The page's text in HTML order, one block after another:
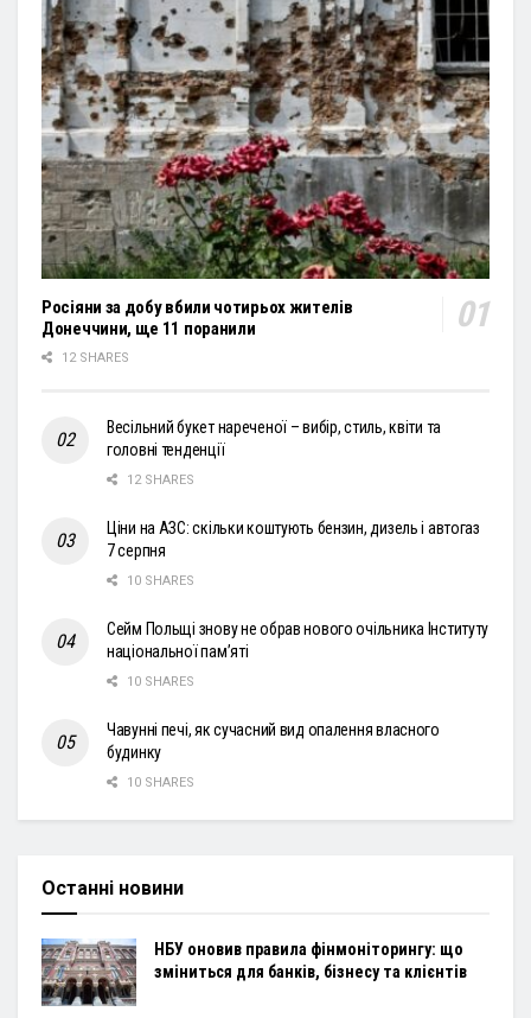
Росіяни за добу вбили чотирьох жителів
Донеччини, ще 11 поранили
12 SHARES
Весільний букет нареченої – вибір, стиль, квіти та
головні тенденції
12 SHARES
Ціни на АЗС: скільки коштують бензин, дизель і автогаз
7 серпня
10 SHARES
Сейм Польщі знову не обрав нового очільника Інституту
національної пам’яті
10 SHARES
Чавунні печі, як сучасний вид опалення власного
будинку
10 SHARES
Останні новини
НБУ оновив правила фінмоніторингу: що
зміниться для банків, бізнесу та клієнтів